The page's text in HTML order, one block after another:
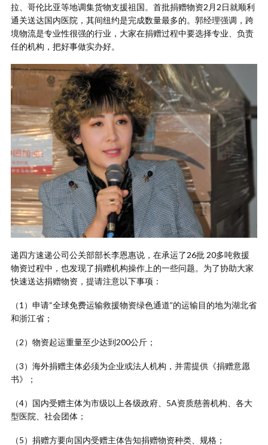
拉、哥伦比亚等地调集货物支援祖国。首批捐赠物资2月2日就顺利
通关送达国内医院，其间纽约是完成数量最多的。郭经理强调，跨
境物流是专业性很强的行业，大家在捐赠过程中要选择专业、负责
任的机构，把好事做实办好。
递四方速递公司公关部部长李恩惠说，在承运了26批 20多吨救援
物资过程中，也发现了捐赠机构操作上的一些问题。为了协助大家
快速送达捐赠物资，提请注意以下事项：
（1）申请“全球免费运输救援物资绿色通道”的运输目的地为湖北省
和浙江省；
（2）物资起运重量至少达到200公斤；
（3）海外捐赠主体必须为企业或法人机构，并需提供《捐赠意愿
书》；
（4）国内受赠主体为市级以上各级政府、5A资质慈善机构、各大
型医院、社会团体；
（5）捐赠方要向国内受赠主体告知捐赠物资种类、规格；